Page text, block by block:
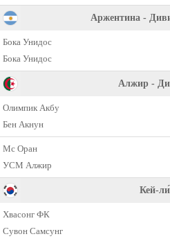
Аржентина -
Бока Унидос
Бока Унидос
Алжир -
Олимпик Акбу
Бен Акнун
Мс Оран
УСМ Алжир
Кей-
Хвасонг ФК
Сувон Самсунг